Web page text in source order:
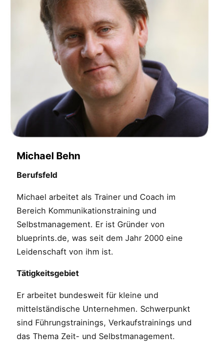
Michael Behn
Berufsfeld
Michael arbeitet als Trainer und Coach im
Bereich Kommunikationstraining und
Selbstmanagement. Er ist Gründer von
blueprints.de, was seit dem Jahr 2000 eine
Leidenschaft von ihm ist.
Tätigkeitsgebiet
Er arbeitet bundesweit für kleine und
mittelständische Unternehmen. Schwerpunkt
sind Führungstrainings, Verkaufstrainings und
das Thema Zeit- und Selbstmanagement.